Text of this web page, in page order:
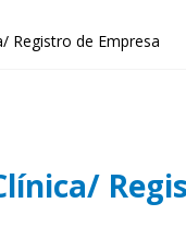
Registro de Empresa